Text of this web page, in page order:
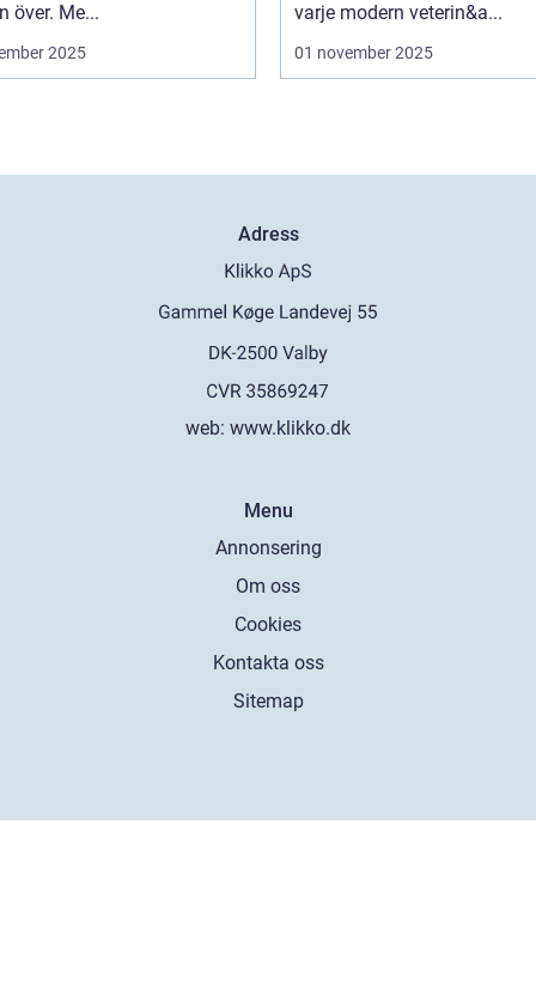
över. Me...
2025
varje modern veterin&a...
01 november 2025
Adress
web: www.klikko.dk
Menu
Annonsering
Om oss
Cookies
Kontakta oss
Sitemap